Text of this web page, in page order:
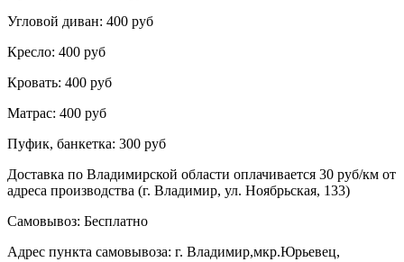
Угловой диван: 400 руб
Кресло: 400 руб
Кровать: 400 руб
Матрас: 400 руб
Пуфик, банкетка: 300 руб
Доставка по Владимирской области оплачивается 30 руб/км от
адреса производства (г. Владимир, ул. Ноябрьская, 133)
Самовывоз: Бесплатно
Адрес пункта самовывоза: г. Владимир,мкр.Юрьевец,